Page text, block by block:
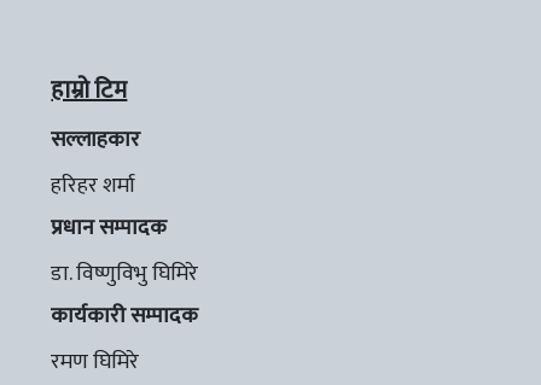
हाम्रो टिम
सल्लाहकार
हरिहर शर्मा
प्रधान सम्पादक
डा. विष्णुविभु घिमिरे
कार्यकारी सम्पादक
रमण घिमिरे